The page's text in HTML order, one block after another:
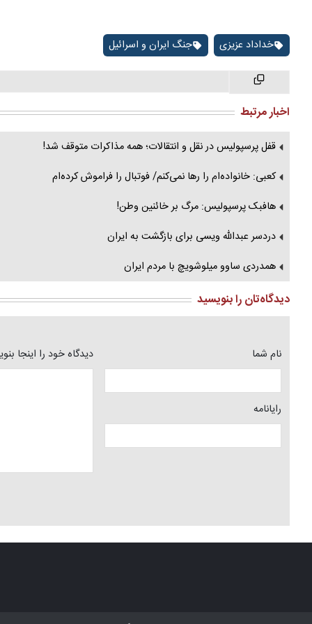
خداداد عزیزی جنگ ایران و اسرائیل
اخبار مرتبط
قفل پرسپولیس در نقل و انتقالات؛ همه مذاکرات متوقف شد!
کعبی: خانواده‌ام را رها نمی‌کنم/ فوتبال را فراموش کرده‌ام
هافبک پرسپولیس: مرگ بر خائنین وطن!
دردسر عبدالله ویسی برای بازگشت به ایران
همدردی ساوو میلوشویچ با مردم ایران
دیدگاه‌تان را بنویسید
نام شما
رایانامه
دیدگاه خود را اینجا